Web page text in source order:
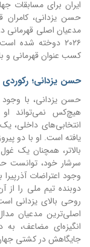
حسن یزدانی، کامران
مدعیان اصلی قهرمانی
۲۰۲۶ دوخته شده
کسب عنوان قهرمانی و
حسن یزدانی؛ رکوردی
حسن یزدانی، با وجود
هیچ‌کس نمی‌تواند
انتخابی‌های داخلی،
یافته است. او با دو
بالاتر، همچنان یک
سرشار خود، توانست
دوبنده تیم ملی را
روحی بالای یزدانی
انگیزه‌ای مضاعف، به
جایگاهش در کشتی